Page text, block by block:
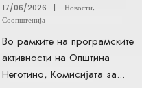
17/06/2026 | Новости,
Соопштенија
Во рамките на програмските
активности на Општина
Неготино, Комисијата за...